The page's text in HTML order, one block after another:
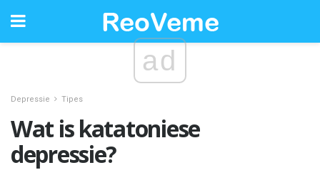
ad
Depressie Tipes
Wat is katatoniese
depressie?